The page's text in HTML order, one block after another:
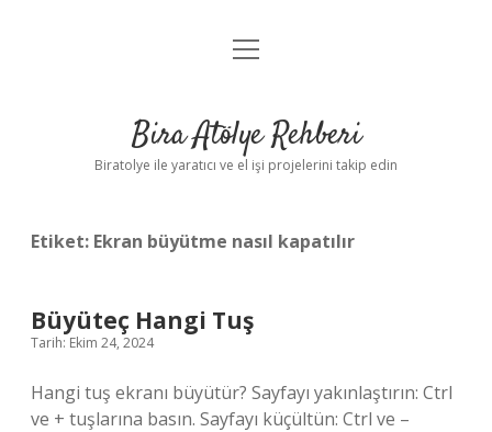
Anasayfa
Yasal Uyarı
menüyü
Bira Atölye Rehberi
Biratolye ile yaratıcı ve el işi projelerini takip edin
Etiket: Ekran büyütme nasıl kapatılır
Büyüteç Hangi Tuş
Tarih: Ekim 24, 2024
Hangi tuş ekranı büyütür? Sayfayı yakınlaştırın: Ctrl
ve + tuşlarına basın. Sayfayı küçültün: Ctrl ve –